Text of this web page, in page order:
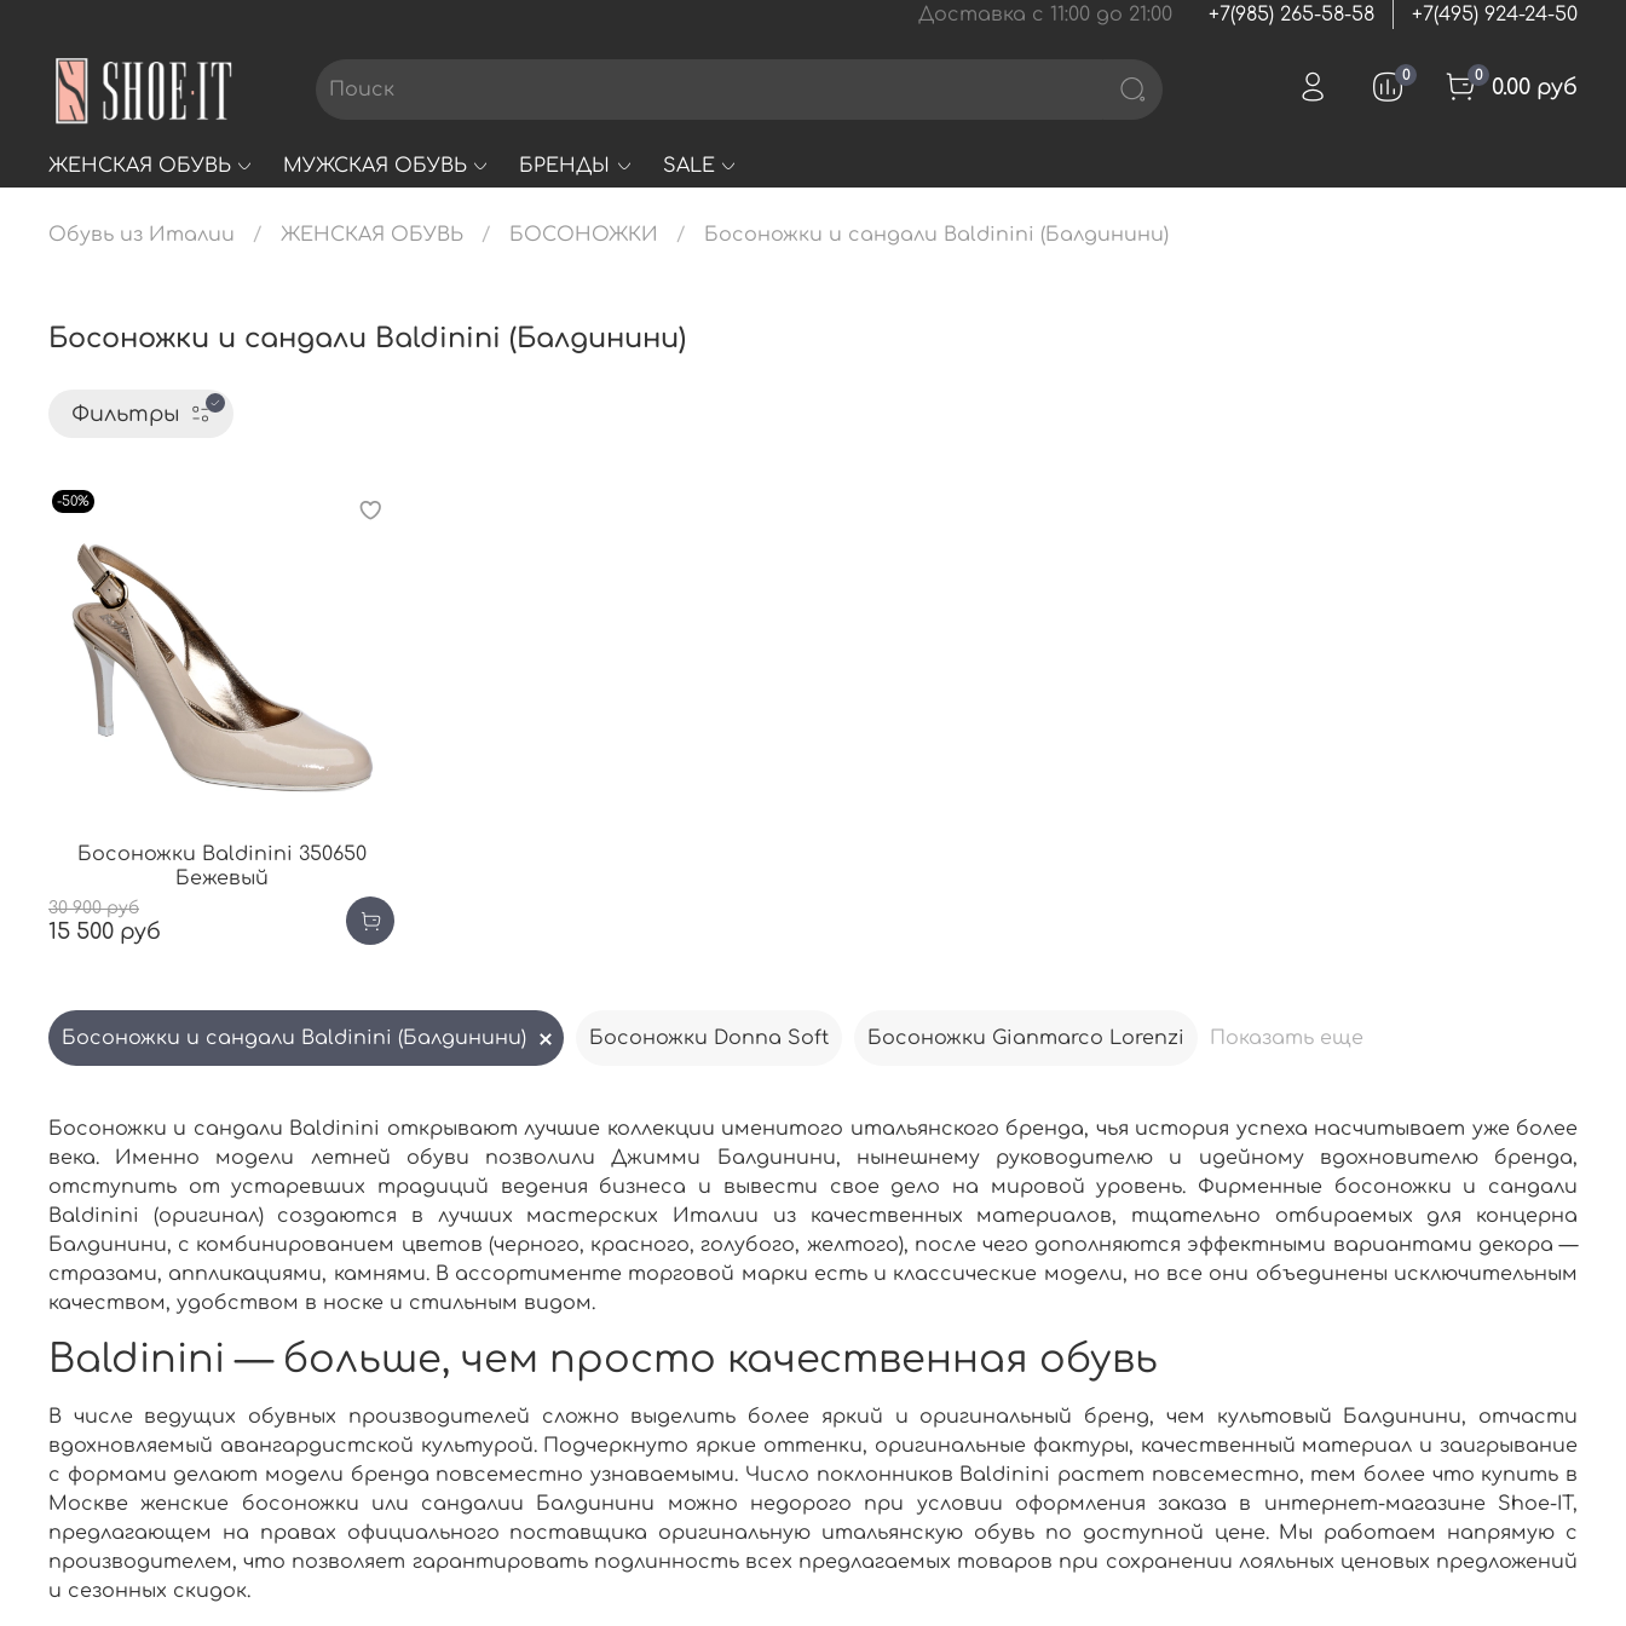
Доставка с 11:00 до 21:00 +7(985) 265-58-58 +7(495) 924-24-50
0 0 0.00 руб
ЖЕНСКАЯ ОБУВЬ МУЖСКАЯ ОБУВЬ БРЕНДЫ SALE
Обувь из Италии ЖЕНСКАЯ ОБУВЬ БОСОНОЖКИ Босоножки и сандали Baldinini (Балдинини)
Босоножки и сандали Baldinini (Балдинини)
Фильтры
-50%
Босоножки Baldinini 350650
Бежевый
30 900 руб
15 500 руб
Босоножки и сандали Baldinini (Балдинини) Босоножки Donna Soft Босоножки Gianmarco Lorenzi Показать еще
Босоножки и сандали Baldinini открывают лучшие коллекции именитого итальянского бренда, чья история успеха насчитывает уже более
века. Именно модели летней обуви позволили Джимми Балдинини, нынешнему руководителю и идейному вдохновителю бренда,
отступить от устаревших традиций ведения бизнеса и вывести свое дело на мировой уровень. Фирменные босоножки и сандали
Baldinini (оригинал)создаются в лучших мастерских Италии из качественных материалов, тщательно отбираемых для концерна
Балдинини, с комбинированием цветов (черного, красного,голубого, желтого), после чего дополняются эффектными вариантами декора —
стразами, аппликациями, камнями. В ассортименте торговой марки есть и классические модели, но все они объединены исключительным
качеством, удобством в носке и стильным видом.
Baldinini — больше, чем просто качественная обувь
В числе ведущих обувных производителей сложно выделить более яркий и оригинальный бренд, чем культовый Балдинини, отчасти
вдохновляемый авангардистской культурой. Подчеркнуто яркие оттенки, оригинальные фактуры, качественный материал и заигрывание
с формами делают модели бренда повсеместно узнаваемыми. Число поклонников Baldinini растет повсеместно, тем более что купить в
Москве женские босоножки или сандалии Балдинини можно недорого при условии оформления заказа в интернет-магазинеShoe-IT,
предлагающем на правах официального поставщика оригинальную итальянскую обувь по доступной цене. Мы работаем напрямую с
производителем, что позволяет гарантировать подлинность всех предлагаемых товаров при сохранении лояльных ценовых предложений
и сезонных скидок.